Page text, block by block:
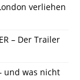
verliehen
– Der Trailer
und was nicht